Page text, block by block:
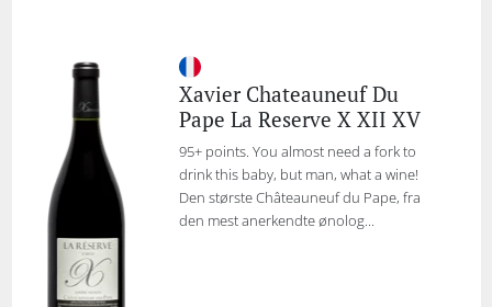
Xavier Chateauneuf Du
Pape La Reserve X XII XV
95+ points. You almost need a fork to
drink this baby, but man, what a wine!
Den største Châteauneuf du Pape, fra
den mest anerkendte ønolog...